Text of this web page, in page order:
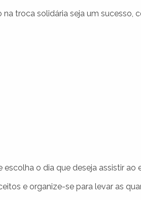
troca solidária seja um sucesso,
escolha o dia que deseja assistir ao
e organize-se para levar as